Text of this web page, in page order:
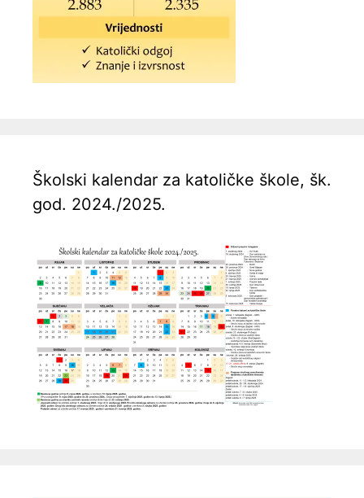
Školski kalendar za katoličke škole, šk.
god. 2024./2025.